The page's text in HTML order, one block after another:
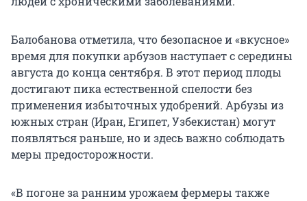
Балобанова отметила, что безопасное и «вкусное»
время для покупки арбузов наступает с середины
августа до конца сентября. В этот период плоды
достигают пика естественной спелости без
применения избыточных удобрений. Арбузы из
южных стран (Иран, Египет, Узбекистан) могут
появляться раньше, но и здесь важно соблюдать
меры предосторожности.
«В погоне за ранним урожаем фермеры также